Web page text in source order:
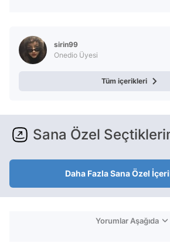
sirin99
Onedio Üyesi
Tüm içerikleri
Sana Özel
Daha Fazla Sana Özel
Yorumlar Aşağıda